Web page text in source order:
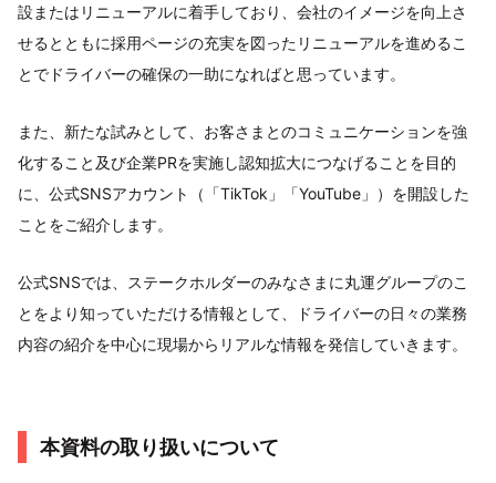
設またはリニューアルに着手しており、会社のイメージを向上さ
せるとともに採用ページの充実を図ったリニューアルを進めるこ
とでドライバーの確保の一助になればと思っています。
また、新たな試みとして、お客さまとのコミュニケーションを強
化すること及び企業PRを実施し認知拡大につなげることを目的
に、公式SNSアカウント（「TikTok」「YouTube」）を開設した
ことをご紹介します。
公式SNSでは、ステークホルダーのみなさまに丸運グループのこ
とをより知っていただける情報として、ドライバーの日々の業務
内容の紹介を中心に現場からリアルな情報を発信していきます。
本資料の取り扱いについて